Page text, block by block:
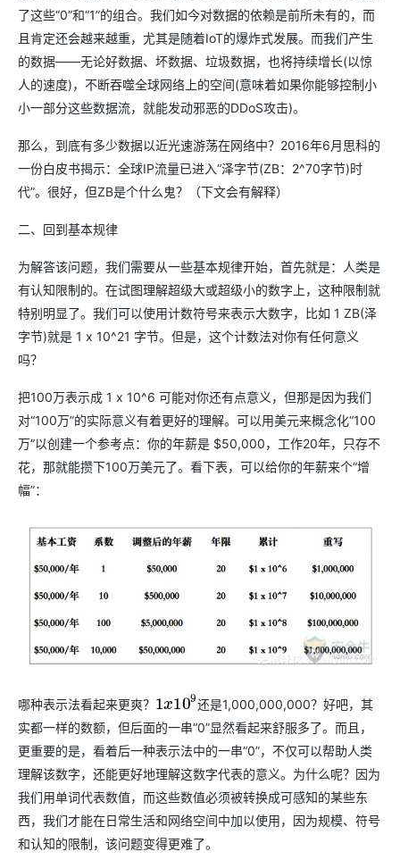
了这些“0”和“1”的组合。我们如今对数据的依赖是前所未有的，而
且肯定还会越来越重，尤其是随着IoT的爆炸式发展。而我们产生
的数据——无论好数据、坏数据、垃圾数据，也将持续增长(以惊
人的速度)，不断吞噬全球网络上的空间(意味着如果你能够控制小
小一部分这些数据流，就能发动邪恶的DDoS攻击)。
那么，到底有多少数据以近光速游荡在网络中？2016年6月思科的
一份白皮书揭示：全球IP流量已进入“泽字节(ZB：2^70字节)时
代”。很好，但ZB是个什么鬼？（下文会有解释）
二、回到基本规律
为解答该问题，我们需要从一些基本规律开始，首先就是：人类是
有认知限制的。在试图理解超级大或超级小的数字上，这种限制就
特别明显了。我们可以使用计数符号来表示大数字，比如 1 ZB(泽
字节)就是 1 x 10^21 字节。但是，这个计数法对你有任何意义
吗？
把100万表示成 1 x 10^6 可能对你还有点意义，但那是因为我们
对“100万”的实际意义有着更好的理解。可以用美元来概念化“100
万”以创建一个参考点：你的年薪是 $50,000，工作20年，只存不
花，那就能攒下100万美元了。看下表，可以给你的年薪来个“增
幅”：
哪种表示法看起来更爽？ 还是
1x109还是 1,000,000,000？好吧，其
实都一样的数额，但后面的一串“0”显然看起来舒服多了。而且，
更重要的是，看着后一种表示法中的一串“0”，不仅可以帮助人类
理解该数字，还能更好地理解这数字代表的意义。为什么呢？因为
我们用单词代表数值，而这些数值必须被转换成可感知的某些东
西，我们才能在日常生活和网络空间中加以使用，因为规模、符号
和认知的限制，该问题变得更难了。